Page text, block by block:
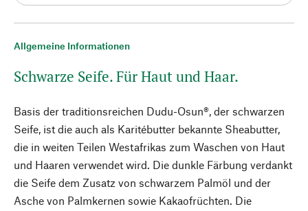
Allgemeine Informationen
Schwarze Seife. Für Haut und Haar.
Basis der traditionsreichen Dudu-Osun®, der schwarzen
Seife, ist die auch als Karitébutter bekannte Sheabutter,
die in weiten Teilen Westafrikas zum Waschen von Haut
und Haaren verwendet wird. Die dunkle Färbung verdankt
die Seife dem Zusatz von schwarzem Palmöl und der
Asche von Palmkernen sowie Kakaofrüchten. Die